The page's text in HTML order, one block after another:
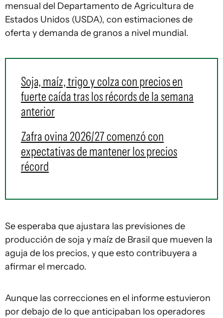
mensual del Departamento de Agricultura de
Estados Unidos (USDA), con estimaciones de
oferta y demanda de granos a nivel mundial.
Soja, maíz, trigo y colza con precios en
fuerte caída tras los récords de la semana
anterior
Zafra ovina 2026/27 comenzó con
expectativas de mantener los precios
récord
Se esperaba que ajustara las previsiones de
producción de soja y maíz de Brasil que mueven la
aguja de los precios, y que esto contribuyera a
afirmar el mercado.
Aunque las correcciones en el informe estuvieron
por debajo de lo que anticipaban los operadores